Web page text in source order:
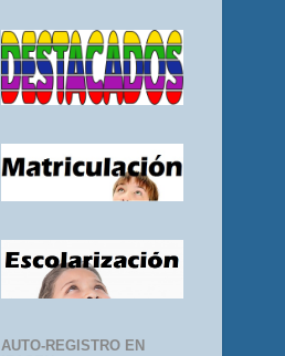
AUTO-REGISTRO EN